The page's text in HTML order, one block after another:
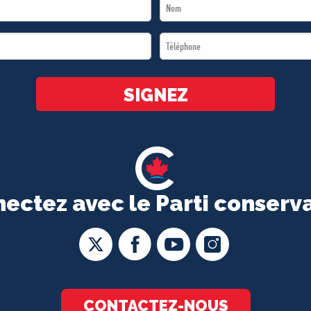
avec le Parti
CONTACTEZ-NOUS
Last
Name
Téléphone
*
SIGNEZ